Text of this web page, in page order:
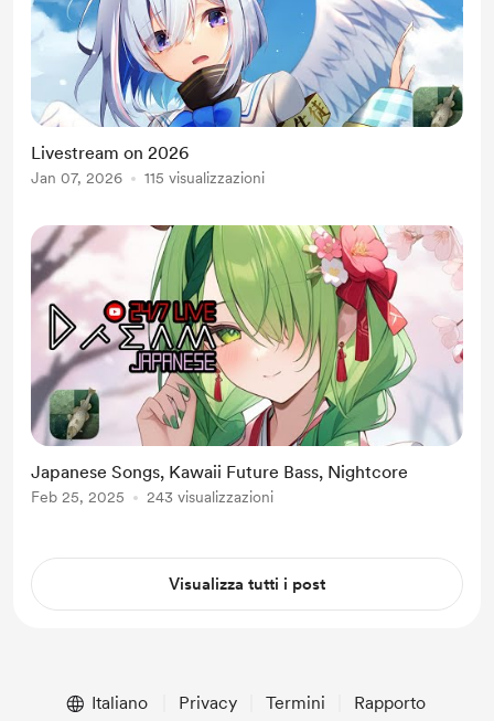
Livestream on 2026
Jan 07, 2026 115 visualizzazioni
Japanese Songs, Kawaii Future Bass, Nightcore
Feb 25, 2025 243 visualizzazioni
Visualizza tutti i post
Italiano Privacy Termini Rapporto